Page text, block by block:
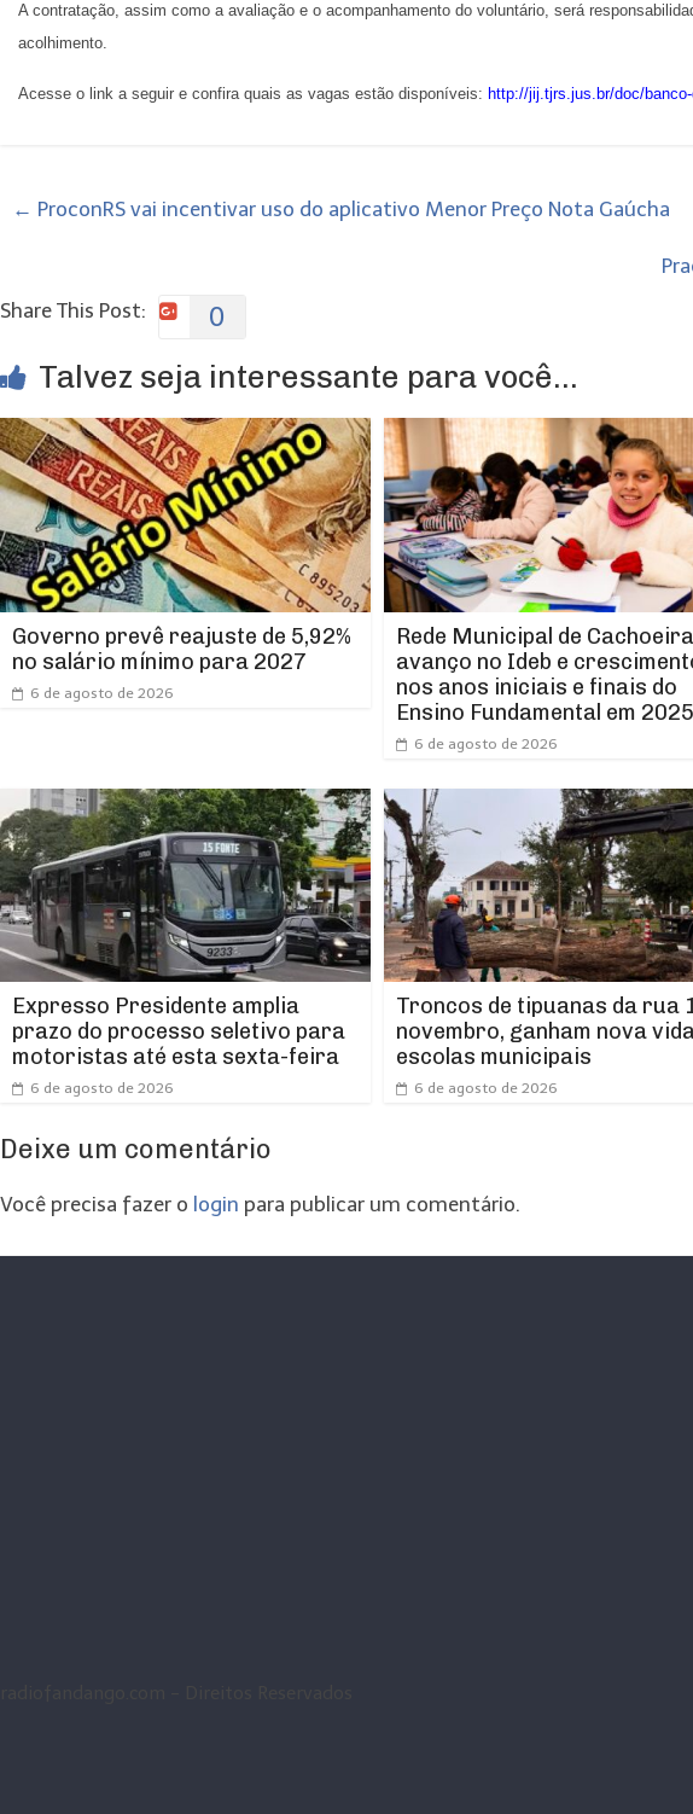
A contratação, assim como a avaliação e o acompanhamento do voluntário, será
acolhimento.
Acesse o link a seguir e confira quais as vagas estão disponíveis: http://jij.tjrs.jus.br/doc/
← ProconRS vai incentivar uso do aplicativo Menor Preço Nota Gaúcha
Share This Post:
0
Talvez seja interessante para você...
Governo prevê reajuste de 5,92%
no salário mínimo para 2027
6 de agosto de 2026
Rede Municipal de
avanço no Ideb e
nos anos iniciais e finais do
Ensino Fundamental em 2025
6 de agosto de 2026
Expresso Presidente amplia
prazo do processo seletivo para
motoristas até esta sexta-feira
6 de agosto de 2026
Troncos de tipuanas da rua
novembro, ganham nova
escolas municipais
6 de agosto de 2026
Deixe um comentário
Você precisa fazer o login para publicar um comentário.